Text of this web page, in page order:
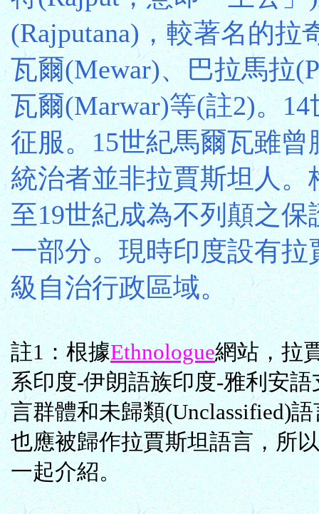
(Rajputana)，較著名的拉
瓦爾(Mewar)、巴拉馬拉
瓦爾(Marwar)等(註2)。
征服。15世紀馬爾瓦雖
統治者並非拉賈斯坦人
至19世紀成為不列顛之
一部分。現時印度設有
級自治行政區域。
註1：根據Ethnologue網站，拉
系印度-伊朗語族印度-雅利安
言群體和未歸類(Unclassified)
也應被歸作拉賈斯坦語言，所
一起介紹。